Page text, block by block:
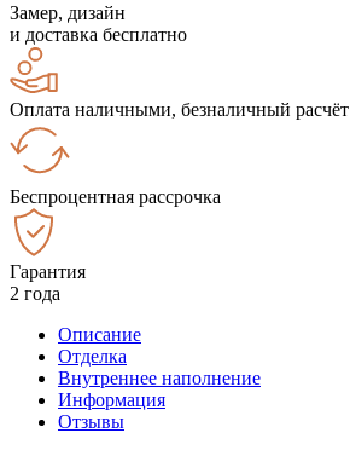
Замер, дизайн
и доставка бесплатно
Оплата наличными, безналичный расчёт
Беспроцентная рассрочка
Гарантия
2 года
Описание
Отделка
Внутреннее наполнение
Информация
Отзывы